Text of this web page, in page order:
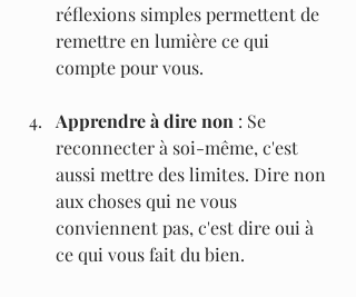
réflexions simples permettent de
remettre en lumière ce qui
compte pour vous.
Apprendre à dire non : Se
reconnecter à soi-même, c'est
aussi mettre des limites. Dire non
aux choses qui ne vous
conviennent pas, c'est dire oui à
ce qui vous fait du bien.